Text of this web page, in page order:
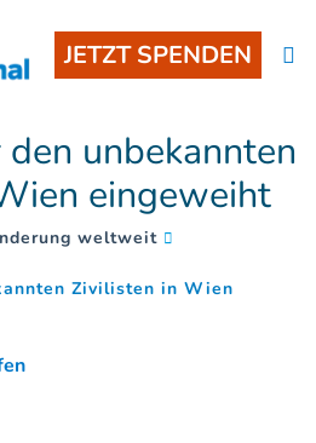
JETZT SPENDEN
unbekannten
eingeweiht
weltweit
Zivilisten in Wien